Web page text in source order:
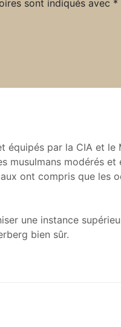
équipés par la CIA et le
musulmans modérés
ont compris que les
une instance
bien sûr.
sont indiqués avec *
e